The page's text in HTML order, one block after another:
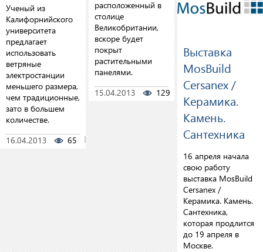
Ученый из
Калифорнийского
университета
предлагает
использовать
ветряные
электростанции
меньшего размера,
чем традиционные,
зато в большем
количестве.
16.04.2013
65
расположенный в
столице
Великобритании,
вскоре будет
покрыт
растительными
панелями.
15.04.2013
129 0
Выставка
MosBuild
Cersanex /
Керамика.
Камень.
Сантехника
16 апреля начала
свою работу
выставка MosBuild
Cersanex /
Керамика. Камень.
Сантехника,
которая продлится
до 19 апреля в
Москве.